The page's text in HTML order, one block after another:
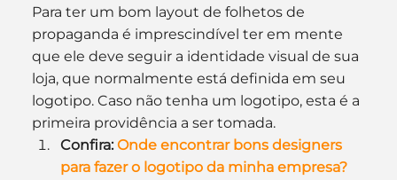
Para ter um bom layout de folhetos de
propaganda é imprescindível ter em mente
que ele deve seguir a identidade visual de sua
loja, que normalmente está definida em seu
logotipo. Caso não tenha um logotipo, esta é a
primeira providência a ser tomada.
Confira: Onde encontrar bons designers
para fazer o logotipo da minha empresa?